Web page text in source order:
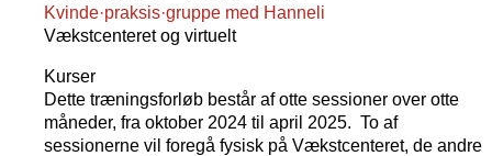
Kvinde·praksis·gruppe med Hanneli
Vækstcenteret og virtuelt
Kurser
Dette træningsforløb består af otte sessioner over otte
måneder, fra oktober 2024 til april 2025. To af
sessionerne vil foregå fysisk på Vækstcenteret, de andre